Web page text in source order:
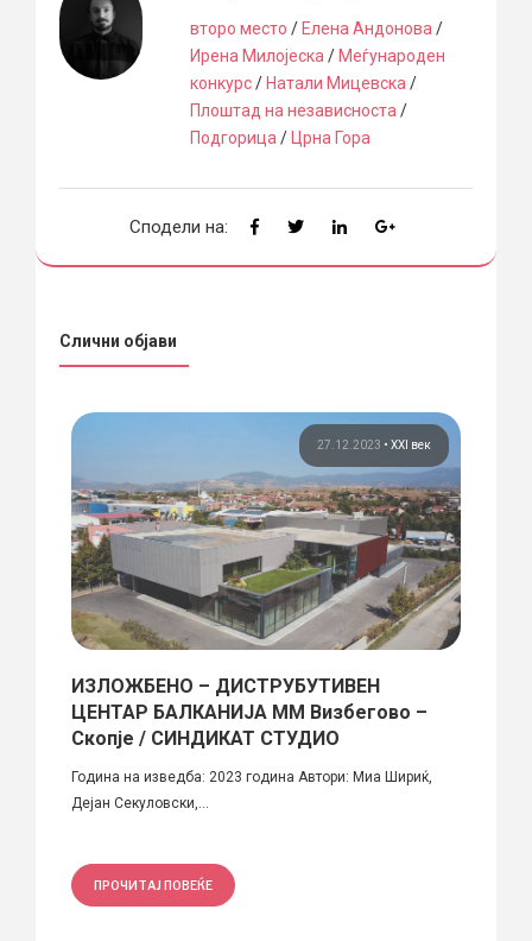
второ место / Елена Андонова /
Ирена Милојеска / Меѓународен
конкурс/ Натали Мицевска /
Плоштад на независноста /
Подгорица / Црна Гора
Сподели на:
Слични објави
27.12.2023 • XXI век
ИЗЛОЖБЕНО – ДИСТРУБУТИВЕН
ЦЕНТАР БАЛКАНИЈА ММ Визбегово –
Скопје / СИНДИКАТ СТУДИО
Година на изведба: 2023 година Автори: Миа Шириќ,
Дејан Секуловски,...
ПРОЧИТАЈ ПОВЕЌЕ